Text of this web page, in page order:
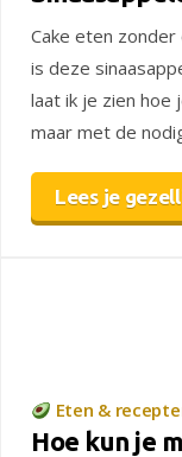
Cake eten
is deze
laat ik je zien hoe
maar met de
Lees je
Eten &
Hoe kun je